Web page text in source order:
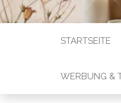
STARTSEITE
WERBUNG &